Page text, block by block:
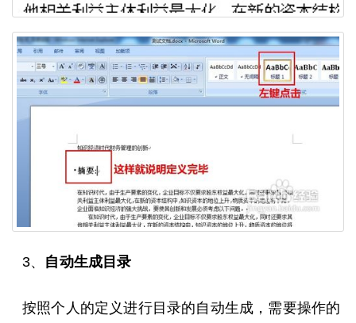
3、 自动生成目录
按照个人的定义进行目录的自动生成，需要操作的